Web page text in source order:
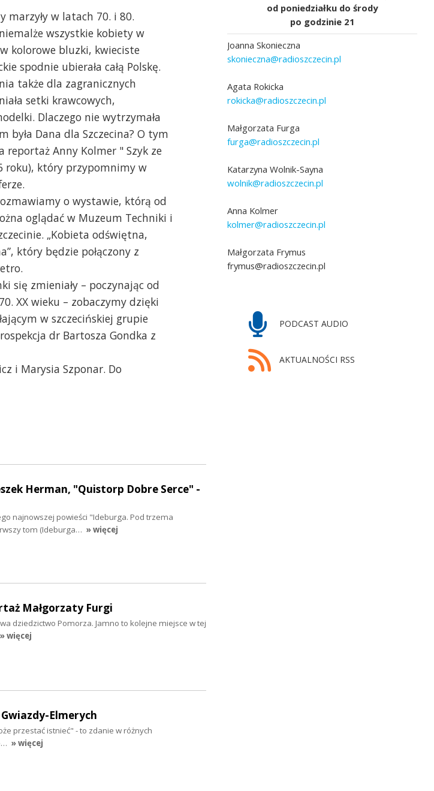
Danę można
na wystawie w
Szełemej
Marysia Szponar i Olga Dąbkiewicz
Ubrania szyte przez szczecińską Danę
Muzeum Techniki. Fot. Łukasz Szełemej
[Archiwum Radia Szczecin] |
marzyły w latach 70. i 80.
wszystkie kobiety w
kolorowe bluzki, kwieciste
spodnie ubierała całą Polskę.
także dla zagranicznych
setki krawcowych,
Dlaczego nie wytrzymała
była Dana dla Szczecina? O tym
reportaż Anny Kolmer " Szyk ze
roku), który przypomnimy w
o wystawie, którą od
oglądać w Muzeum Techniki i
„Kobieta odświętna,
który będzie połączony z
się zmieniały – poczynając od
XX wieku – zobaczymy dzięki
w szczecińskiej grupie
dr Bartosza Gondka z
i Marysia Szponar. Do
od poniedziałku do środy
po godzinie 21
Joanna Skonieczna
skonieczna@radioszczecin.pl
Agata Rokicka
rokicka@radioszczecin.pl
Małgorzata Furga
furga@radioszczecin.pl
Katarzyna Wolnik-Sayna
wolnik@radioszczecin.pl
Anna Kolmer
kolmer@radioszczecin.pl
Małgorzata Frymus
frymus@radioszczecin.pl
PODCAST AUDIO
AKTUALNOŚCI RSS
Herman, "Quistorp Dobre Serce" -
najnowszej powieści "Ideburga. Pod trzema
tom (Ideburga… » więcej
Małgorzaty Furgi
dziedzictwo Pomorza. Jamno to kolejne miejsce w tej
» więcej
Elmerych
przestać istnieć" - to zdanie w różnych
» więcej